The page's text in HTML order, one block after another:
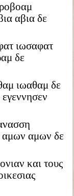
αβια δε
ιωσαφατ
δε
ιωαθαμ δε
αμων αμων δε
και τους